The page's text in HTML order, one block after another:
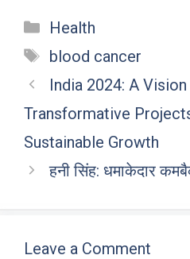
ce
b
o
o
k
tt
er es
t
A
p
p
Categories
Health
Tags
blood cancer
India 2024: A
Transformative
Sustainable Growth
हनी सिंह: धमाकेदार
Leave a Comment